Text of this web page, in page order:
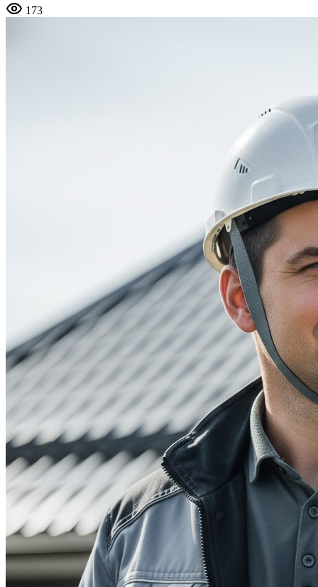
173